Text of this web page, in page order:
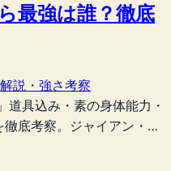
最強は誰？徹底
説・強さ考察
道具込み・素の身体能力・
徹底考察。ジャイアン・…